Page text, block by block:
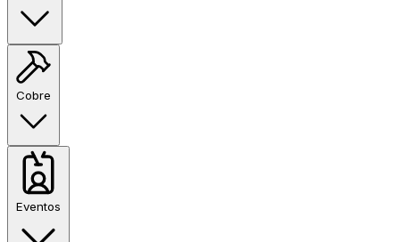
Cobre
Eventos